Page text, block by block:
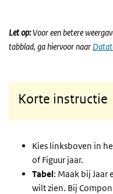
Let op:Voor een betere
tabblad, ga hiervoor naar
Korte instructie
Kies linksboven in
of Figuur jaar.
Tabel: Maak bij Jaar
wilt zien. Bij